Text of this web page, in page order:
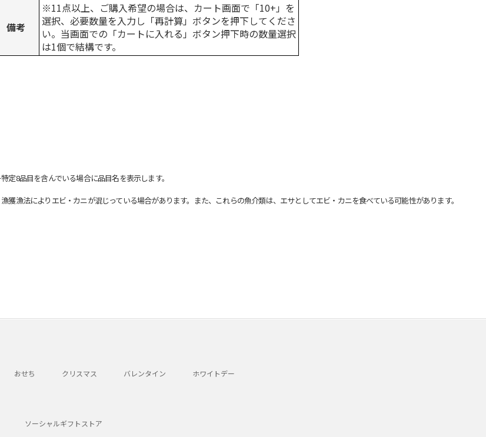
備考
※11点以上、ご購入希望の場合は、カート画面で「10+」を
選択、必要数量を入力し「再計算」ボタンを押下してくださ
い。当画面での「カートに入れる」ボタン押下時の数量選択
は1個で結構です。
8品目を含んでいる場合に品目名を表示します。
漁法によりエビ・カニが混じっている場合があります。また、これらの魚介類は、エサとしてエビ・カニを食べている可能性があります。
おせち クリスマス バレンタイン ホワイトデー
ソーシャルギフトストア